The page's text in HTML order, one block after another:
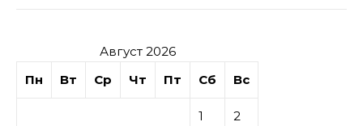
Август 2026
Пн
Вт Ср Чт Пт Сб Вс
1 2